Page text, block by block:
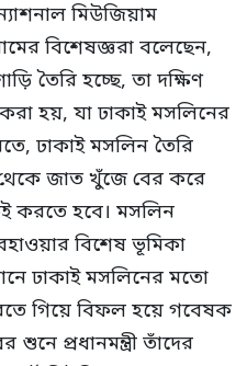
মিউজিয়াম
বিশেষজ্ঞরা বলেছেন,
তৈরি হচ্ছে, তা দক্ষিণ
হয়, যা ঢাকাই মসলিনের
ঢাকাই মসলিন তৈরি
জাত খুঁজে বের করে
করতে হবে। মসলিন
বিশেষ ভূমিকা
ঢাকাই মসলিনের মতো
গিয়ে বিফল হয়ে গবেষক
প্রধানমন্ত্রী তাঁদের